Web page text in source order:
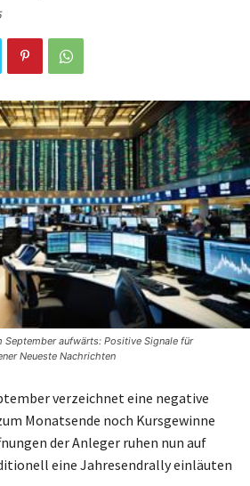
aufwärts: Positive Signale für
Neueste Nachrichten
verzeichnet eine negative
Monatsende noch Kursgewinne
der Anleger ruhen nun auf
eine Jahresendrally einläuten